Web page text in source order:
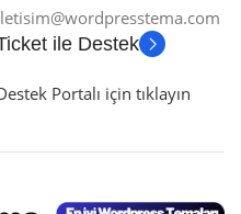
ile Destek
Portalı için tıklayın